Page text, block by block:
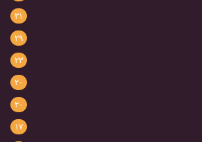
۳۱
۲۹
۲۳
۲۰
۲۰
۱۷